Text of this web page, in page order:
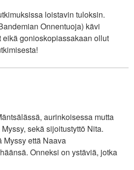
loistavin tuloksin.
Onnentuoja) kävi
gonioskopiassakaan ollut
aurinkoisessa mutta
sekä sijoitustyttö Nita.
Myssy että Naava
Onneksi on ystäviä, jotka